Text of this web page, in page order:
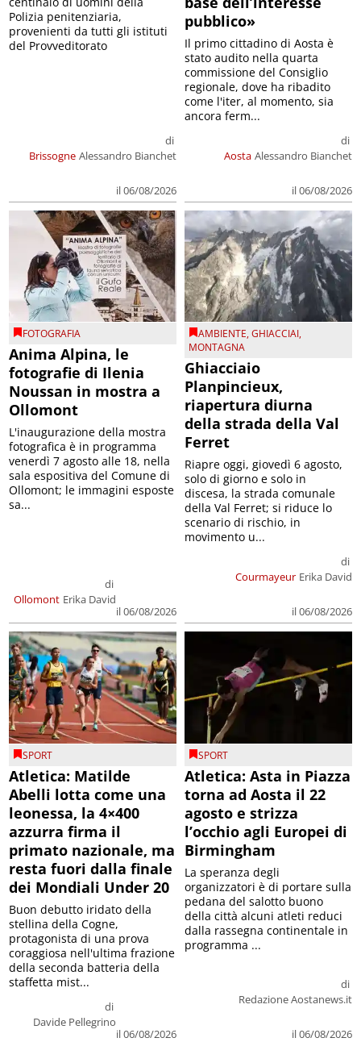
Brissogne
di
Alessandro Bianchet
il 06/08/2026
Polizia penitenziaria,
provenienti da tutti gli istituti
del Provveditorato
pubblico»
Aosta
di
Alessandro Bianchet
il 06/08/2026
Il primo cittadino di Aosta è
stato audito nella quarta
commissione del Consiglio
regionale, dove ha ribadito
come l'iter, al momento, sia
ancora ferm...
FOTOGRAFIA
Anima Alpina, le
fotografie di Ilenia
Noussan in mostra a
Ollomont
Ollomont
di
Erika David
il 06/08/2026
L'inaugurazione della mostra
fotografica è in programma
venerdì 7 agosto alle 18, nella
sala espositiva del Comune di
Ollomont; le immagini esposte
sa...
AMBIENTE,GHIACCIAI,
MONTAGNA
Ghiacciaio
Planpincieux,
riapertura diurna
della strada della Val
Ferret
Courmayeur
di
Erika David
il 06/08/2026
Riapre oggi, giovedì 6 agosto,
solo di giorno e solo in
discesa, la strada comunale
della Val Ferret; si riduce lo
scenario di rischio, in
movimento u...
SPORT
Atletica: Matilde
Abelli lotta come una
leonessa, la 4×400
azzurra firma il
primato nazionale, ma
resta fuori dalla finale
dei Mondiali Under 20
di
Davide Pellegrino
il 06/08/2026
Buon debutto iridato della
stellina della Cogne,
protagonista di una prova
coraggiosa nell'ultima frazione
della seconda batteria della
staffetta mist...
SPORT
Atletica: Asta in Piazza
torna ad Aosta il 22
agosto e strizza
l’occhio agli Europei di
Birmingham
di
Redazione Aostanews.it
il 06/08/2026
La speranza degli
organizzatori è di portare sulla
pedana del salotto buono
della città alcuni atleti reduci
dalla rassegna continentale in
programma ...